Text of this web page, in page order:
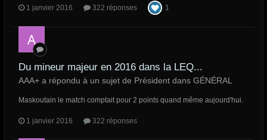
1 janvier 2016 322 réponses 1
Du mineur majeur en 2016 dans la LEQ...
AAA+ a répondu à un sujet de Président dans GÉNÉRAL
Maskoutain le match comptait pour 2 points quand même aujourd'hui.
1 janvier 2016 322 réponses